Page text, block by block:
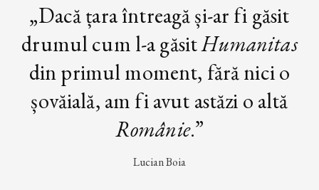
„Dacă țara întreagă și-ar fi găsit
drumul cum l-a găsitHumanitas
din primul moment, fără nici o
șovăială, am fi avut astăzi o altă
Românie.”
Lucian Boia